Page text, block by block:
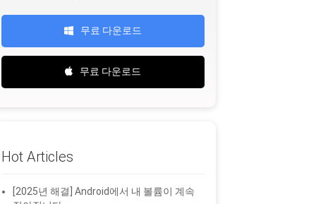
무료 다운로드
무료 다운로드
Hot Articles
[2025년 해결] Android에서 내 볼륨이 계속